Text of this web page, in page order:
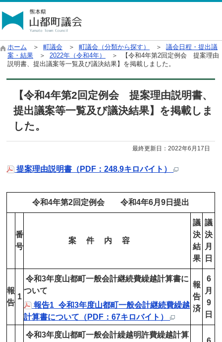
ホーム ＞ 町議会 ＞ 町議会（分類から探す） ＞ 議会日程・提出議
案・結果 ＞ 2022年（令和4年）
＞ 【令和4年第2回定例会 提案理由
説明書、提出議案等一覧及び議決結果】を掲載しました。
【令和4年第2回定例会 提案理由説明書、
提出議案等一覧及び議決結果】を掲載しま
した。
最終更新日：2022年6月17日
提案理由説明書（PDF：248.9キロバイト）
令和4年第2回定例会 令和4年6月9日提出
番
号
案 件 内 容
議
決
結
果
議
決
月
日
報
告
1
令和3年度山都町一般会計継続費繰越計算書に
ついて
報告1_令和3年度山都町一般会計継続費繰越
計算書について（PDF：67キロバイト）
報
告
済
6
月
9
日
令和3年度山都町一般会計繰越明許費繰越計算